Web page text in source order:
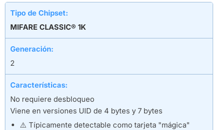
Tipo de Chipset:
MIFARE CLASSIC® 1K
Generación:
2
Características:
No requiere desbloqueo
Viene en versiones UID de 4 bytes y 7 bytes
⚠️ Típicamente detectable como tarjeta "mágica"